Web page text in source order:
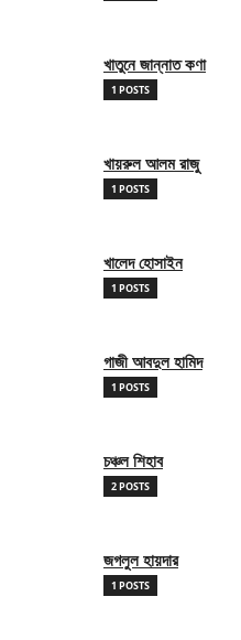
খাতুনে জান্নাত কণা
1 POSTS
খায়রুল আলম রাজু
1 POSTS
খালেদ হোসাইন
1 POSTS
গাজী আবদুল হামিদ
1 POSTS
চঞ্চল শিহাব
2 POSTS
জগলুল হায়দার
1 POSTS